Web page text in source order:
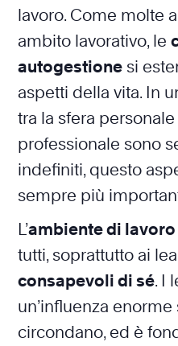
lavoro. Come molte
ambito lavorativo, le
autogestione si
aspetti della vita. In
tra la sfera
professionale sono
indefiniti, questo
sempre più
L’ambiente di
tutti, soprattutto ai
consapevoli di sé. I
un’influenza
circondano, ed è